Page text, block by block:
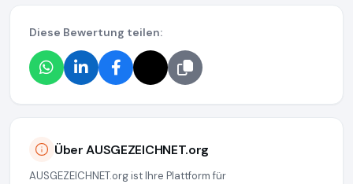
Diese Bewertung teilen:
Über AUSGEZEICHNET.org
AUSGEZEICHNET.org ist Ihre Plattform für